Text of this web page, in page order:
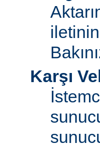
Karşı